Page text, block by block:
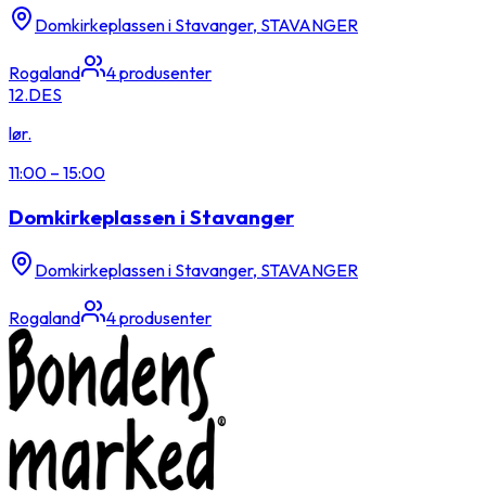
Domkirkeplassen i Stavanger, STAVANGER
Rogaland 4produsenter
12.DES
lør.
11:00 – 15:00
Domkirkeplassen i Stavanger
Domkirkeplassen i Stavanger, STAVANGER
Rogaland 4produsenter